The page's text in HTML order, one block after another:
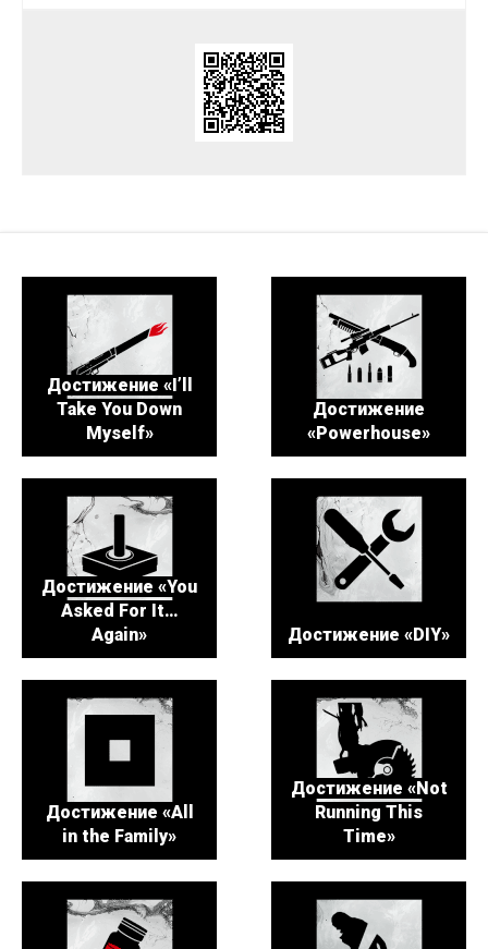
Достижение «I’ll
Take You Down
Myself»
Достижение
«Powerhouse»
Достижение «You
Asked For It…
Again»
Достижение «DIY»
Достижение «All
in the Family»
Достижение «Not
Running This
Time»